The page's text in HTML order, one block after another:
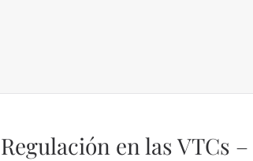
Regulación en las VTCs –